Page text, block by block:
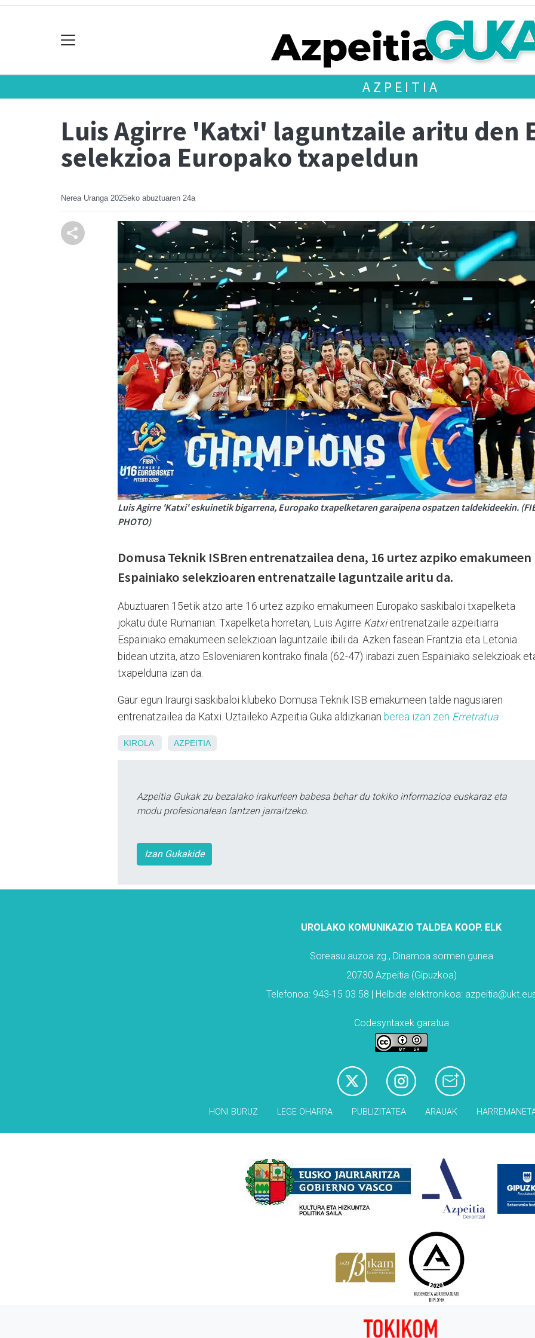
AZPEITIA
Luis Agirre 'Katxi' laguntzaile aritu den
selekzioa Europako txapeldun
Nerea Uranga 2025eko abuztuaren 24a
Luis Agirre 'Katxi' eskuinetik bigarrena, Europako txapelketaren garaipena ospatzen taldekideekin.
PHOTO)
Domusa Teknik ISBren entrenatzailea dena, 16 urtez azpiko emakumeen
Espainiako selekzioaren entrenatzaile laguntzaile aritu da.
Abuztuaren 15etik atzo arte 16 urtez azpiko emakumeen Europako saskibaloi txapelketa
jokatu dute Rumanian. Txapelketa horretan, Luis Agirre Katxientrenatzaile azpeitiarra
Espainiako emakumeen selekzioan laguntzaile ibili da. Azken fasean Frantzia eta Letonia
bidean utzita, atzo Esloveniaren kontrako finala (62-47) irabazi zuen Espainiako selekzioak
txapelduna izan da.
Gaur egun Iraurgi saskibaloi klubeko Domusa Teknik ISB emakumeen talde nagusiaren
entrenatzailea da Katxi. Uztaileko Azpeitia Guka aldizkarian berea izan zen Erretratua.
KIROLA AZPEITIA
Azpeitia Gukak zu bezalako irakurleen babesa behar du tokiko informazioa euskaraz eta
modu profesionalean lantzen jarraitzeko.
Izan Gukakide
UROLAKO KOMUNIKAZIO TALDEA KOOP. ELK
Soreasu auzoa zg., Dinamoa sormen gunea
20730 Azpeitia (Gipuzkoa)
Telefonoa: 943-15 03 58 | Helbide elektronikoa:
Codesyntaxek garatua
HONI BURUZ LEGE OHARRA PUBLIZITATEA ARAUAK